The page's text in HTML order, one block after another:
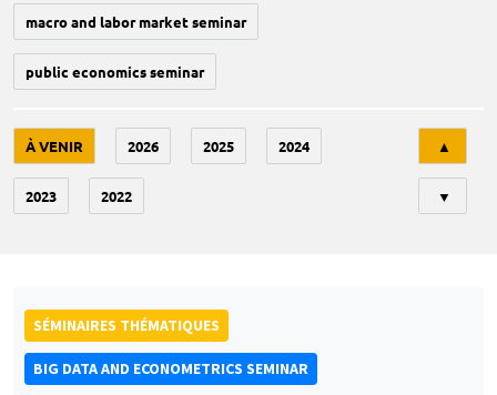
macro and labor market seminar
public economics seminar
À VENIR 2026 2025 2024
2023 2022
▲
▼
SÉMINAIRES THÉMATIQUES
BIG DATA AND ECONOMETRICS SEMINAR